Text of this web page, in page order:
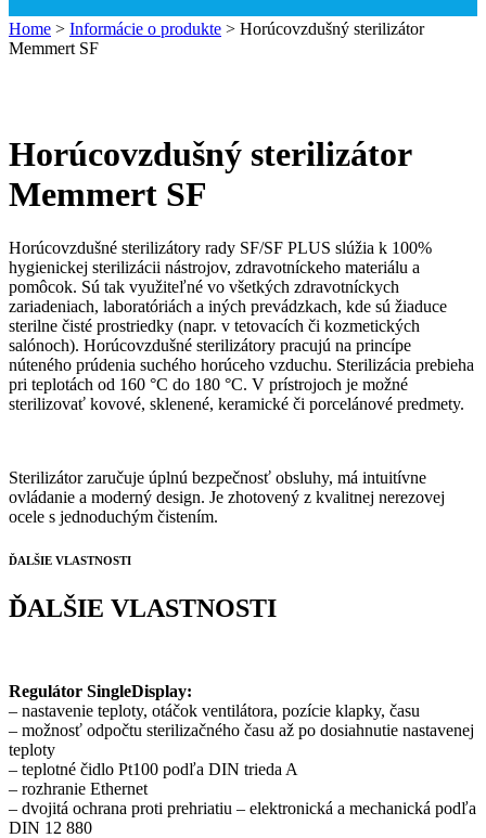
Home > Informácie o produkte > Horúcovzdušný sterilizátor
Memmert SF
Horúcovzdušný sterilizátor
Memmert SF
Horúcovzdušné sterilizátory rady SF/SF PLUS slúžia k 100%
hygienickej sterilizácii nástrojov, zdravotníckeho materiálu a
pomôcok. Sú tak využiteľné vo všetkých zdravotníckych
zariadeniach, laboratóriách a iných prevádzkach, kde sú žiaduce
sterilne čisté prostriedky (napr. v tetovacích či kozmetických
salónoch). Horúcovzdušné sterilizátory pracujú na princípe
núteného prúdenia suchého horúceho vzduchu. Sterilizácia prebieha
pri teplotách od 160 °C do 180 °C. V prístrojoch je možné
sterilizovať kovové, sklenené, keramické či porcelánové predmety.
Sterilizátor zaručuje úplnú bezpečnosť obsluhy, má intuitívne
ovládanie a moderný design. Je zhotovený z kvalitnej nerezovej
ocele s jednoduchým čistením.
ĎALŠIE VLASTNOSTI
ĎALŠIE VLASTNOSTI
Regulátor SingleDisplay:
– nastavenie teploty, otáčok ventilátora, pozície klapky, času
– možnosť odpočtu sterilizačného času až po dosiahnutie nastavenej
teploty
– teplotné čidlo Pt100 podľa DIN trieda A
– rozhranie Ethernet
– dvojitá ochrana proti prehriatiu – elektronická a mechanická podľa
DIN 12 880